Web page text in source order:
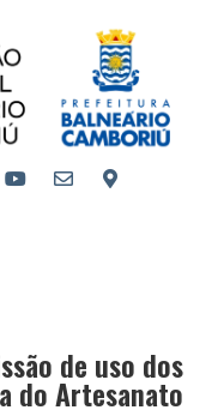
de uso dos
do Artesanato